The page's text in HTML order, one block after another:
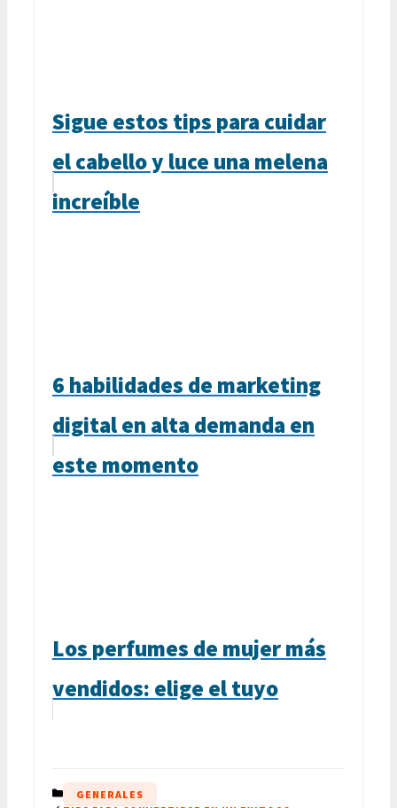
Sigue estos tips para cuidar
el cabello y luce una melena
increíble
6 habilidades de marketing
digital en alta demanda en
este momento
Los perfumes de mujer más
vendidos: elige el tuyo
CATEGORÍAS
GENERALES